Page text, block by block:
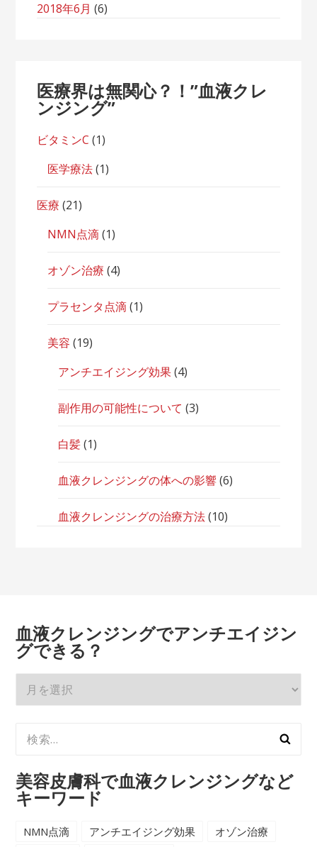
2018年6月 (6)
医療界は無関心？！”血液クレ
ンジング”
ビタミンC (1)
医学療法(1)
医療 (21)
NMN点滴(1)
オゾン治療 (4)
プラセンタ点滴(1)
美容 (19)
アンチエイジング効果(4)
副作用の可能性について (3)
白髪(1)
血液クレンジングの体への影響(6)
血液クレンジングの治療方法(10)
血液クレンジングでアンチエイジン
グできる？
ジ
ン
グ
で
索:
美容皮膚科で血液クレンジングなど
キーワード
NMN点滴 アンチエイジング効果 オゾン治療